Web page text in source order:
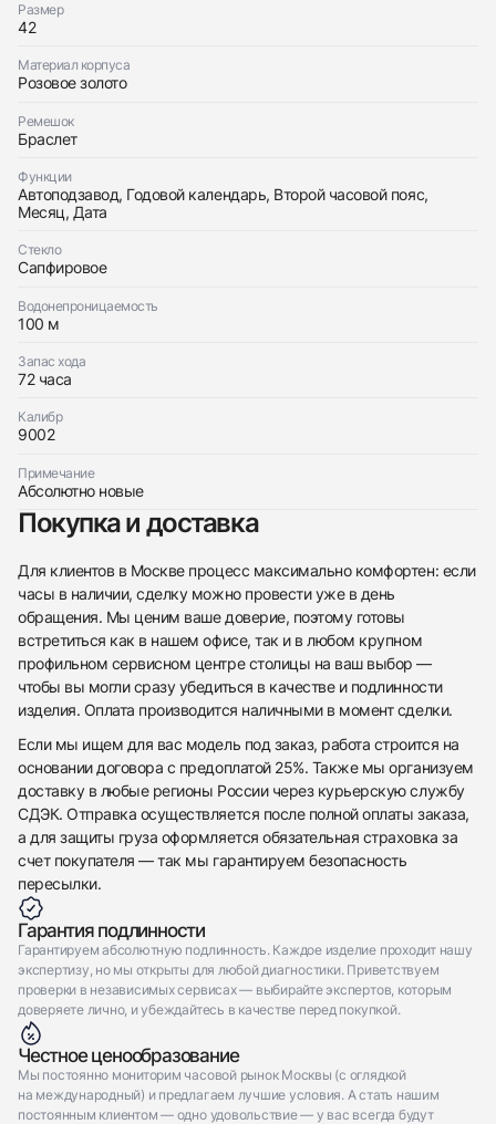
438
285
145
142
205
204
195
150
6
Размер
42
Материал корпуса
Розовое золото
Ремешок
Браслет
Функции
Автоподзавод, Годовой календарь, Второй часовой пояс,
Месяц, Дата
Стекло
Сапфировое
Водонепроницаемость
100 м
Запас хода
72 часа
Калибр
9002
Примечание
Абсолютно новые
Покупка и доставка
Для клиентов в Москве процесс максимально комфортен: если
часы в наличии, сделку можно провести уже в день
обращения. Мы ценим ваше доверие, поэтому готовы
встретиться как в нашем офисе, так и в любом крупном
профильном сервисном центре столицы на ваш выбор —
чтобы вы могли сразу убедиться в качестве и подлинности
изделия. Оплата производится наличными в момент сделки.
Если мы ищем для вас модель под заказ, работа строится на
основании договора с предоплатой 25%. Также мы организуем
доставку в любые регионы России через курьерскую службу
СДЭК. Отправка осуществляется после полной оплаты заказа,
а для защиты груза оформляется обязательная страховка за
счет покупателя — так мы гарантируем безопасность
пересылки.
Гарантия подлинности
Гарантируем абсолютную подлинность. Каждое изделие проходит нашу
экспертизу, но мы открыты для любой диагностики. Приветствуем
проверки в независимых сервисах — выбирайте экспертов, которым
доверяете лично, и убеждайтесь в качестве перед покупкой.
Честное ценообразование
Мы постоянно мониторим часовой рынок Москвы (с оглядкой
на международный) и предлагаем лучшие условия. А стать нашим
постоянным клиентом — одно удовольствие — у вас всегда будут
Купить эти часы
Оставьте ваши контактные данные и мы свяжемся
с вами
Sky-Dweller Everose Gold Chocolate Brown Dial
НовыеКоробка + Документы
$61,300
Оставьте ваши контактные данные и мы свяжемся
с вами
Rolex
Sky-Dweller Everose Gold Chocolate Brown Dial
Коробка + Документы
$61,300
Приложите фото ваших часов…